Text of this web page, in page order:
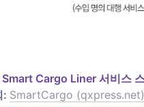
: SmartCargo (qxpress.net)